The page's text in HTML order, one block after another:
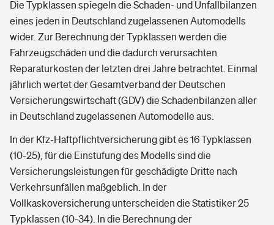
Die Typklassen spiegeln die Schaden- und Unfallbilanzen
eines jeden in Deutschland zugelassenen Automodells
wider. Zur Berechnung der Typklassen werden die
Fahrzeugschäden und die dadurch verursachten
Reparaturkosten der letzten drei Jahre betrachtet. Einmal
jährlich wertet der Gesamtverband der Deutschen
Versicherungswirtschaft (GDV) die Schadenbilanzen aller
in Deutschland zugelassenen Automodelle aus.
In der Kfz-Haftpflichtversicherung gibt es 16 Typklassen
(10-25), für die Einstufung des Modells sind die
Versicherungsleistungen für geschädigte Dritte nach
Verkehrsunfällen maßgeblich. In der
Vollkaskoversicherung unterscheiden die Statistiker 25
Typklassen (10-34). In die Berechnung der